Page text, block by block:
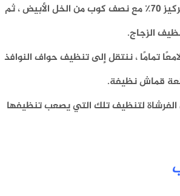
الماء مع ربع كوب من الكحول بتركيز 70٪ مع نصف كوب من الخل الأبيض ، ثم
الزجاج.
تمامًا ، ننتقل إلى تنظيف حواف النوافذ
قماش نظيفة.
لتنظيف تلك التي يصعب تنظيفها